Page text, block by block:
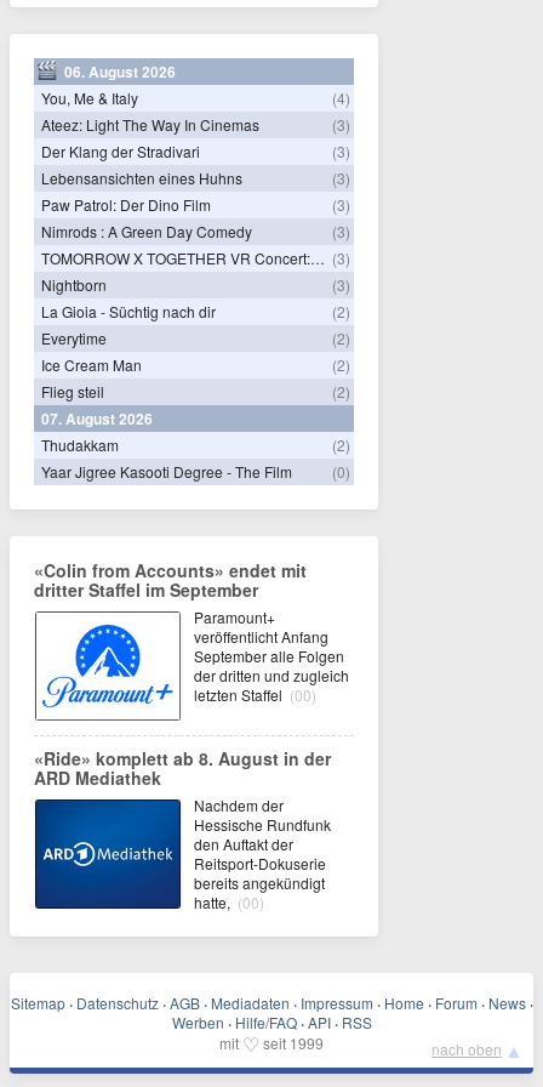
06. August 2026
You, Me & Italy
(4)
Ateez: Light The Way In Cinemas
(3)
Der Klang der Stradivari
(3)
Lebensansichten eines Huhns
(3)
Paw Patrol: Der Dino Film
(3)
Nimrods : A Green Day Comedy
(3)
TOMORROW X TOGETHER VR Concert: Endless Ride (3)
Nightborn
(3)
La Gioia - Süchtig nach dir
(2)
Everytime
(2)
Ice Cream Man
(2)
Flieg steil
(2)
07. August 2026
Thudakkam
(2)
Yaar Jigree Kasooti Degree - The Film
(0)
«Colin from Accounts» endet mit
dritter Staffel im September
Paramount+
veröffentlicht Anfang
September alle Folgen
der dritten und zugleich
letzten Staffel (00)
«Ride» komplett ab 8. August in der
ARD Mediathek
Nachdem der
Hessische Rundfunk
den Auftakt der
Reitsport-Dokuserie
bereits angekündigt
hatte, (00)
Sitemap · Datenschutz · AGB · Mediadaten · Impressum · Home · Forum · News ·
Werben · Hilfe/FAQ · API · RSS
mit ♡ seit 1999 nach oben ▲